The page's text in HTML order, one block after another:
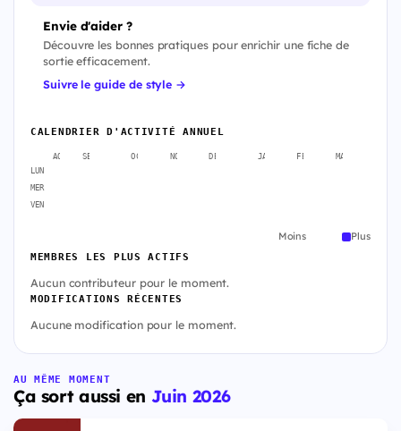
Envie d'aider ?
Découvre les bonnes pratiques pour enrichir une fiche de
sortie efficacement.
Suivre le guide de style →
CALENDRIER D'ACTIVITÉ ANNUEL
AOÛT SEPT. OCT. NOV. DÉC. JANV. FÉVR. MARS
LUN
MER
VEN
Moins Plus
MEMBRES LES PLUS ACTIFS
Aucun contributeur pour le moment.
MODIFICATIONS RÉCENTES
Aucune modification pour le moment.
AU MÊME MOMENT
Ça sort aussi en Juin 2026